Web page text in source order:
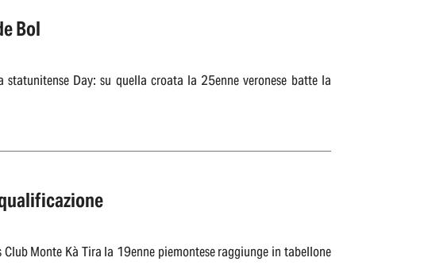
Bol
Day: su quella croata la 25enne veronese batte la
Monte Kà Tira la 19enne piemontese raggiunge in tabellone